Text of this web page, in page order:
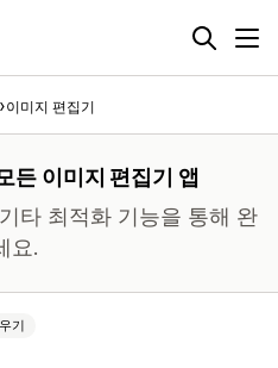
이미지 편집기
든 이미지 편집기 앱
타 최적화 기능을 통해 완
요.
기